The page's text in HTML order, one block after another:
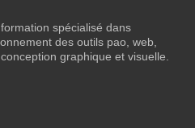
spécialisé dans
des outils pao, web,
graphique et visuelle.